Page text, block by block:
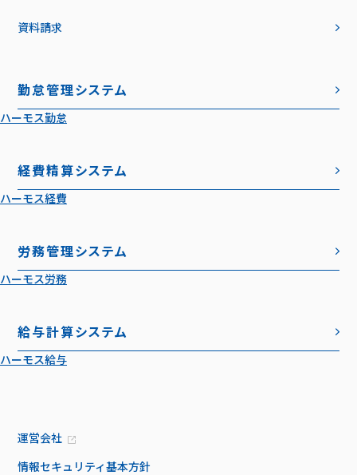
資料請求
勤怠管理システム
ハーモス勤怠
経費精算システム
ハーモス経費
労務管理システム
ハーモス労務
給与計算システム
ハーモス給与
運営会社
情報セキュリティ基本方針